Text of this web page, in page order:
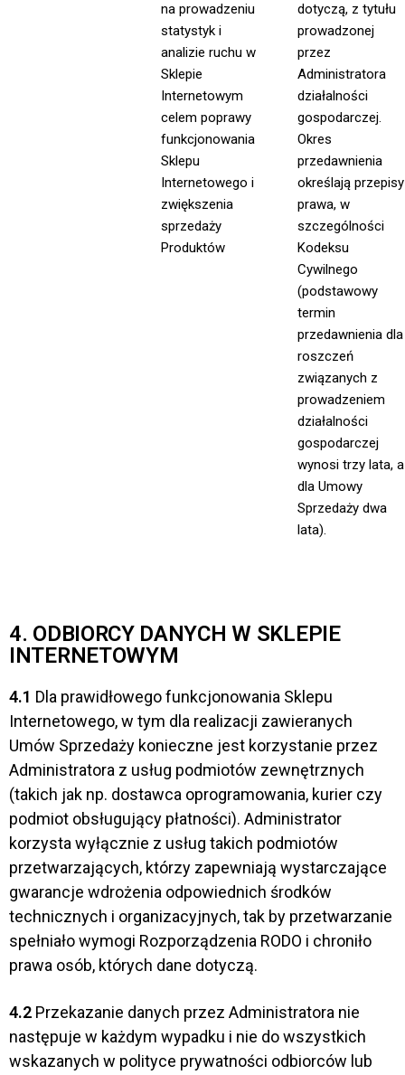
na prowadzeniu
statystyk i
analizie ruchu w
Sklepie
Internetowym
celem poprawy
funkcjonowania
Sklepu
Internetowego i
zwiększenia
sprzedaży
Produktów
dotyczą, z tytułu
prowadzonej
przez
Administratora
działalności
gospodarczej.
Okres
przedawnienia
określają przepisy
prawa, w
szczególności
Kodeksu
Cywilnego
(podstawowy
termin
przedawnienia dla
roszczeń
związanych z
prowadzeniem
działalności
gospodarczej
wynosi trzy lata, a
dla Umowy
Sprzedaży dwa
lata).
4. ODBIORCY DANYCH W SKLEPIE
INTERNETOWYM
4.1 Dla prawidłowego funkcjonowania Sklepu
Internetowego, w tym dla realizacji zawieranych
Umów Sprzedaży konieczne jest korzystanie przez
Administratora z usług podmiotów zewnętrznych
(takich jak np. dostawca oprogramowania, kurier czy
podmiot obsługujący płatności). Administrator
korzysta wyłącznie z usług takich podmiotów
przetwarzających, którzy zapewniają wystarczające
gwarancje wdrożenia odpowiednich środków
technicznych i organizacyjnych, tak by przetwarzanie
spełniało wymogi Rozporządzenia RODO i chroniło
prawa osób, których dane dotyczą.
4.2 Przekazanie danych przez Administratora nie
następuje w każdym wypadku i nie do wszystkich
wskazanych w polityce prywatności odbiorców lub